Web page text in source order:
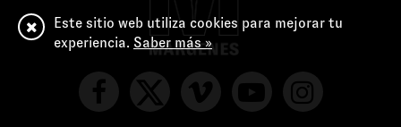
Este sitio web utiliza cookies para mejorar tu
experiencia. Saber más »